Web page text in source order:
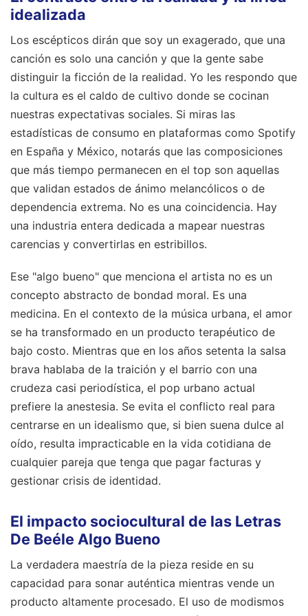
idealizada
Los escépticos dirán que soy un exagerado, que una
canción es solo una canción y que la gente sabe
distinguir la ficción de la realidad. Yo les respondo que
la cultura es el caldo de cultivo donde se cocinan
nuestras expectativas sociales. Si miras las
estadísticas de consumo en plataformas como Spotify
en España y México, notarás que las composiciones
que más tiempo permanecen en el top son aquellas
que validan estados de ánimo melancólicos o de
dependencia extrema. No es una coincidencia. Hay
una industria entera dedicada a mapear nuestras
carencias y convertirlas en estribillos.
Ese "algo bueno" que menciona el artista no es un
concepto abstracto de bondad moral. Es una
medicina. En el contexto de la música urbana, el amor
se ha transformado en un producto terapéutico de
bajo costo. Mientras que en los años setenta la salsa
brava hablaba de la traición y el barrio con una
crudeza casi periodística, el pop urbano actual
prefiere la anestesia. Se evita el conflicto real para
centrarse en un idealismo que, si bien suena dulce al
oído, resulta impracticable en la vida cotidiana de
cualquier pareja que tenga que pagar facturas y
gestionar crisis de identidad.
El impacto sociocultural de las Letras
De Beéle Algo Bueno
La verdadera maestría de la pieza reside en su
capacidad para sonar auténtica mientras vende un
producto altamente procesado. El uso de modismos